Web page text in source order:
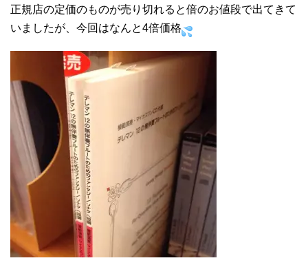
正規店の定価のものが売り切れると倍のお値段で出てきて
いましたが、 今回はなんと4倍価格